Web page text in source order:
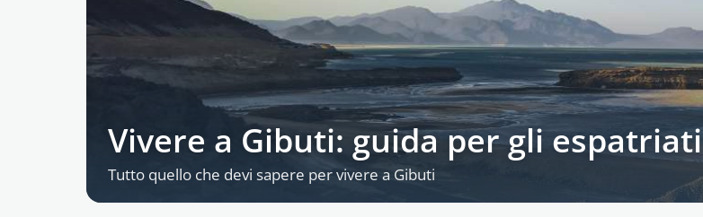
Vivere a Gibuti: guida per gli espatriati
Tutto quello che devi sapere per vivere a Gibuti